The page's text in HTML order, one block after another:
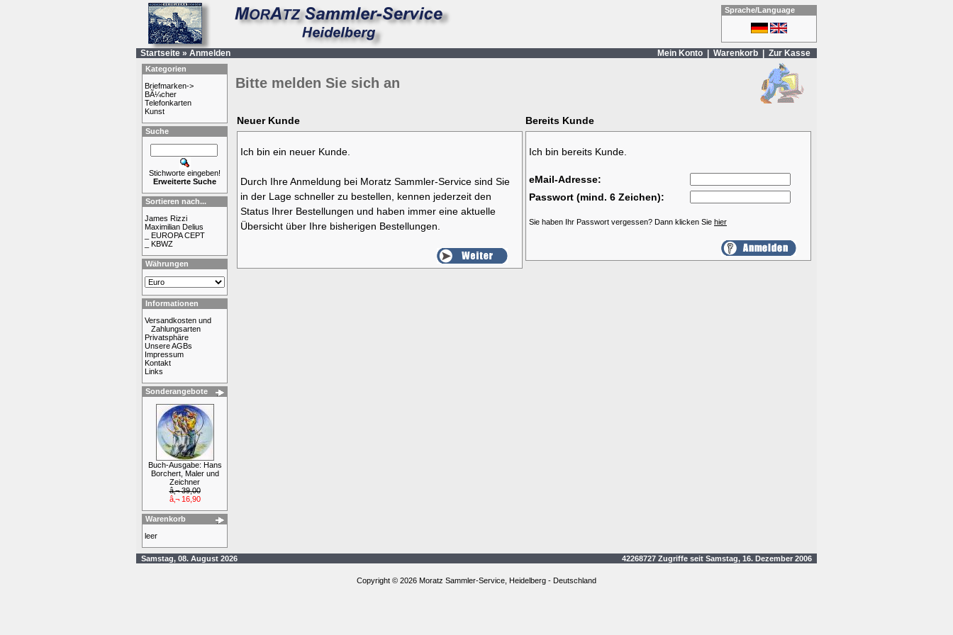
Sprache/Language
Startseite » Anmelden Mein Konto Warenkorb Zur Kasse
Kategorien
Briefmarken->
BÃ¼cher
Telefonkarten
Kunst
Suche
Stichworte eingeben!
Erweiterte Suche
Sortieren nach...
James Rizzi
Maximilian Delius
_ EUROPA CEPT
_ KBWZ
Währungen
Informationen
Versandkosten und
Zahlungsarten
Privatsphäre
Unsere AGBs
Impressum
Kontakt
Links
Sonderangebote
Buch-Ausgabe: Hans
Borchert, Maler und
Zeichner
â‚¬ 39,00
â‚¬ 16,90
Warenkorb
leer
Bitte melden Sie sich an
Neuer Kunde Bereits Kunde
Ich bin ein neuer Kunde.
Durch Ihre Anmeldung bei Moratz Sammler-Service sind Sie
in der Lage schneller zu bestellen, kennen jederzeit den
Status Ihrer Bestellungen und haben immer eine aktuelle
Übersicht über Ihre bisherigen Bestellungen.
Ich bin bereits Kunde.
eMail-Adresse:
Passwort (mind. 6 Zeichen):
Sie haben Ihr Passwort vergessen? Dann klicken Sie hier
Samstag, 08. August 2026 42268727 Zugriffe seit Samstag, 16. Dezember 2006
Copyright © 2026 Moratz Sammler-Service, Heidelberg - Deutschland